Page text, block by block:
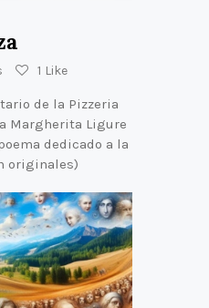
1 Like
de la Pizzeria
Margherita Ligure
dedicado a la
originales)